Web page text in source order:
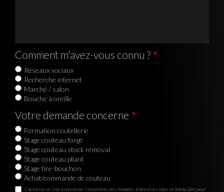
Comment m'avez-vous connu ?
Réseaux sociaux
Recherche internet
Marché / salon
Bouche à oreille
Votre demande concerne
Formation coutellerie
Stage couteau forgé
Stage couteau stock removal
Stage couteau pliant
Stage tire-bouchon
Achat/commande de couteau
J'autorise ce site à conserver l'ensemble des données transmises dans ce formulaire pour